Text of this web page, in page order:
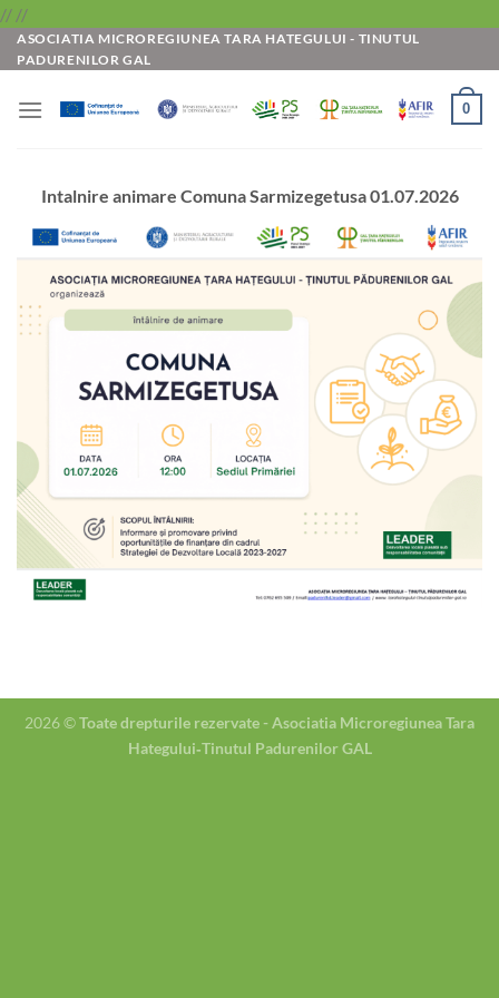
// //Skip
to
content
ASOCIATIA MICROREGIUNEA TARA HATEGULUI - TINUTUL
PADURENILOR GAL
0
Intalnire animare Comuna Sarmizegetusa 01.07.2026
2026 ©Toate drepturile rezervate - Asociatia Microregiunea Tara
Hategului‐Tinutul Padurenilor GAL